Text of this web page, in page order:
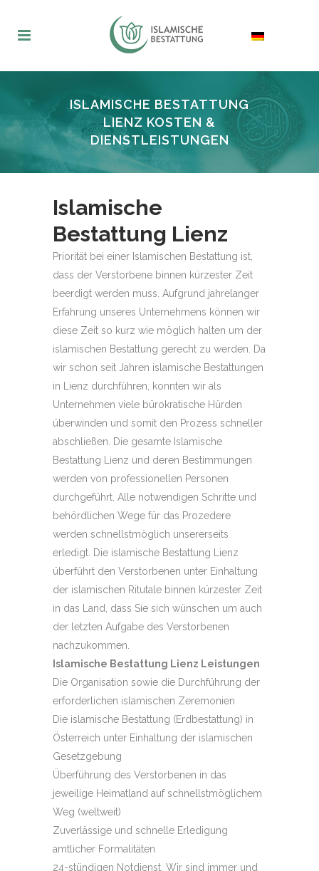
ISLAMISCHE BESTATTUNG
LIENZ KOSTEN &
DIENSTLEISTUNGEN
Islamische
Bestattung Lienz
Priorität bei einer Islamischen Bestattung ist,
dass der Verstorbene binnen kürzester Zeit
beerdigt werden muss. Aufgrund jahrelanger
Erfahrung unseres Unternehmens können wir
diese Zeit so kurz wie möglich halten um der
islamischen Bestattung gerecht zu werden. Da
wir schon seit Jahren islamische Bestattungen
in Lienz durchführen, konnten wir als
Unternehmen viele bürokratische Hürden
überwinden und somit den Prozess schneller
abschließen. Die gesamte Islamische
Bestattung Lienz und deren Bestimmungen
werden von professionellen Personen
durchgeführt. Alle notwendigen Schritte und
behördlichen Wege für das Prozedere
werden schnellstmöglich unsererseits
erledigt. Die islamische Bestattung Lienz
überführt den Verstorbenen unter Einhaltung
der islamischen Ritutale binnen kürzester Zeit
in das Land, dass Sie sich wünschen um auch
der letzten Aufgabe des Verstorbenen
nachzukommen.
Islamische Bestattung Lienz Leistungen
Die Organisation sowie die Durchführung der
erforderlichen islamischen Zeremonien
Die islamische Bestattung (Erdbestattung) in
Österreich unter Einhaltung der islamischen
Gesetzgebung
Überführung des Verstorbenen in das
jeweilige Heimatland auf schnellstmöglichem
Weg (weltweit)
Zuverlässige und schnelle Erledigung
amtlicher Formalitäten
24-stündigen Notdienst. Wir sind immer und